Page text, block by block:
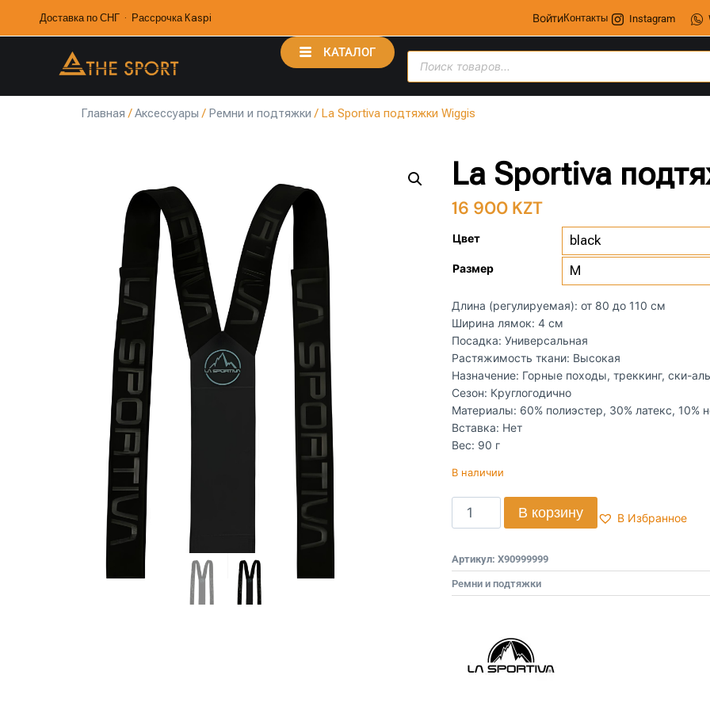
Доставка по СНГ · Рассрочка Kaspi ВойтиКонтакты Instagram
КАТАЛОГ
Главная /Аксессуары / Ремни и подтяжки / La Sportiva подтяжки Wiggis
La Sportiva
16 900 KZT
Цвет
Размер
Длина (регулируемая): от 80 до 110 см
Ширина лямок: 4 см
Посадка: Универсальная
Растяжимость ткани: Высокая
Назначение: Горные походы, треккинг, ски-
Сезон: Круглогодично
Материалы: 60% полиэстер, 30% латекс, 10%
Вставка: Нет
Вес: 90 г
В наличии
В корзину В Избранное
Артикул: X90999999
Ремни и подтяжки